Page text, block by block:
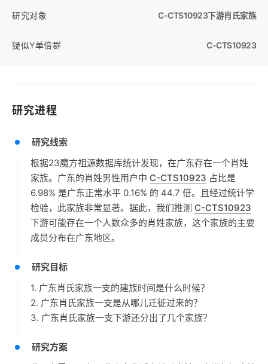
研究对象 C-CTS10923下游肖氏家族
疑似Y单倍群 C-CTS10923
研究进程
研究线索
根据23魔方祖源数据库统计发现，在广东存在一个肖姓
家族。广东的肖姓男性用户中 C-CTS10923 占比是
6.98% 是广东正常水平 0.16% 的 44.7 倍。且经过统计学
检验，此家族非常显著。据此，我们推测 C-CTS10923
下游可能存在一个人数众多的肖姓家族，这个家族的主要
成员分布在广东地区。
研究目标
1. 广东肖氏家族一支的建族时间是什么时候？
2. 广东肖氏家族一支是从哪儿迁徙过来的？
3. 广东肖氏家族一支下游还分出了几个家族？
研究方案